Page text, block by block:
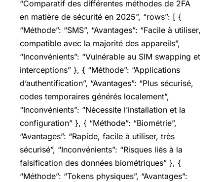
“Comparatif des différentes méthodes de 2FA
en matière de sécurité en 2025”, “rows”: [ {
“Méthode”: “SMS”, “Avantages”: “Facile à utiliser,
compatible avec la majorité des appareils”,
“Inconvénients”: “Vulnérable au SIM swapping et
interceptions” }, { “Méthode”: “Applications
d’authentification”, “Avantages”: “Plus sécurisé,
codes temporaires générés localement”,
“Inconvénients”: “Nécessite l’installation et la
configuration” }, { “Méthode”: “Biométrie”,
“Avantages”: “Rapide, facile à utiliser, très
sécurisé”, “Inconvénients”: “Risques liés à la
falsification des données biométriques” }, {
“Méthode”: “Tokens physiques”, “Avantages”: